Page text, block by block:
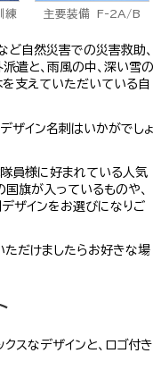
練 主要装備 F-2A/B
ど自然災害での災害救助、
遣と、雨風の中、深い雪の
支えていただいている自
ザイン名刺はいかがでしょ
員様に好まれている人気
国旗が入っているものや、
ザインをお選びになりご
だけましたらお好きな場
スなデザインと、ロゴ付き